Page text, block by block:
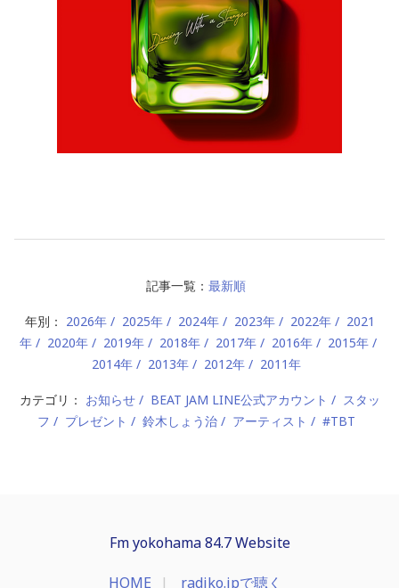
記事一覧： 最新順
年別： 2026年 2025年 2024年 2023年 2022年
2021
年
2020年 2019年 2018年 2017年 2016年
2015年
2014年
2013年 2012年 2011年
カテゴリ： お知らせ BEAT JAM LINE公式アカウント
スタッ
フ
プレゼント 鈴木しょう治 アーティスト #TBT
Fm yokohama 84.7 Website
HOME radiko.jpで聴く